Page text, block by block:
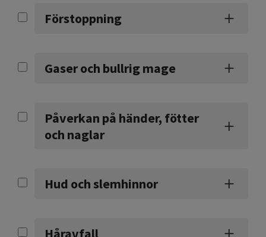
Förstoppning
Gaser och bullrig mage
Påverkan på händer, fötter
och naglar
Hud och slemhinnor